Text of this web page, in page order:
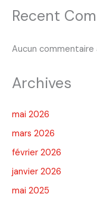
Recent
Aucun commentaire
Archives
mai 2026
mars 2026
février 2026
janvier 2026
mai 2025